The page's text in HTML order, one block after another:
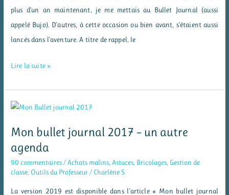
plus d’un an maintenant, je me mettais au Bullet Journal (aussi
appelé Bujo). D’autres, à cette occasion ou bien avant, s’étaient aussi
lancés dans l’aventure. A titre de rappel, le
Mon
(Bujo)
imprimer
Lire la suite »
Mon bullet journal 2017 – un autre
agenda
90 commentaires /Achats malins ,Astuces Bricolages Gestion de
classe Outils du Professeur / Charlène S
La version 2019 est disponible dans l’article « Mon bullet journal